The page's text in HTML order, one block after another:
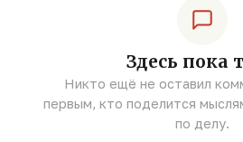
Здесь пока
Никто ещё не оставил
первым, кто поделится
по делу.